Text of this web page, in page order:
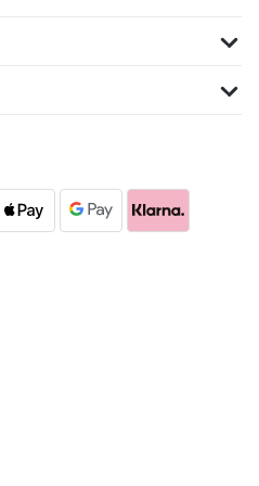
mas medios, como son por
fue un éxito gracias a la potencia
mando a distancia (y las
de aluminio y con acabado mate
huellas marcadas).Ya estoy
hace rejuvenecer el equipo de
Ich verwende ihn mit 2 älteren
Man sollte keine Höchstleistungen